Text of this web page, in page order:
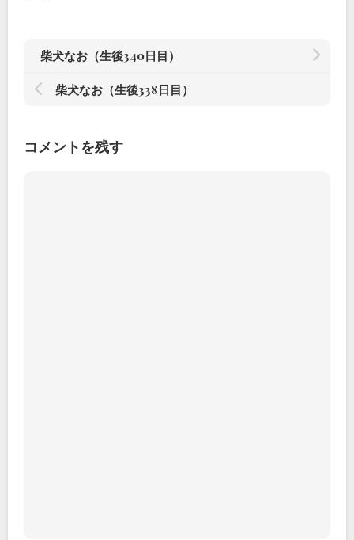
柴犬なお（生後340日目）
柴犬なお（生後338日目）
コメントを残す